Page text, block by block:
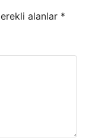
alanlar *